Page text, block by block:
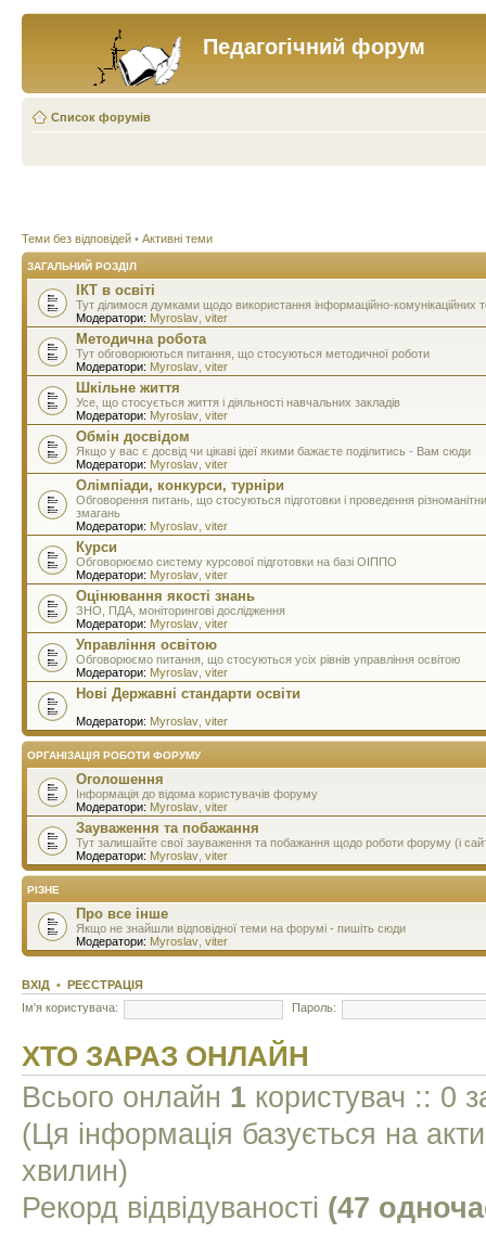
Педагогічний форум
Список форумів
Теми без відповідей • Активні теми
ЗАГАЛЬНИЙ РОЗДІЛ
ІКТ в освіті
Тут ділимося думками щодо використання інформаційно-комунікаційних
Модератори: Myroslav viter
Методична робота
Тут обговорюються питання, що стосуються методичної роботи
Модератори: Myroslav viter
Шкільне життя
Усе, що стосується життя і діяльності навчальних закладів
Модератори: Myroslav viter
Обмін досвідом
Якщо у вас є досвід чи цікаві ідеї якими бажаєте поділитись - Вам сюди
Модератори: Myroslav viter
Олімпіади, конкурси, турніри
Обговорення питань, що стосуються підготовки і проведення
змагань
Модератори: Myroslav viter
Курси
Обговорюємо систему курсової підготовки на базі ОІППО
Модератори: Myroslav viter
Оцінювання якості знань
ЗНО, ПДА, моніторингові дослідження
Модератори: Myroslav viter
Управління освітою
Обговорюємо питання, що стосуються усіх рівнів управління освітою
Модератори: Myroslav viter
Нові Державні стандарти освіти
Модератори: Myroslav viter
ОРГАНІЗАЦІЯ РОБОТИ ФОРУМУ
Оголошення
Інформація до відома користувачів форуму
Модератори: Myroslav viter
Зауваження та побажання
Тут залишайте свої зауваження та побажання щодо роботи форуму (і
Модератори: Myroslav viter
РІЗНЕ
Про все інше
Якщо не знайшли відповідної теми на форумі - пишіть сюди
Модератори: Myroslav viter
ВХІД • РЕЄСТРАЦІЯ
Ім'я користувача:
Пароль:
ХТО ЗАРАЗ ОНЛАЙН
Всього онлайн 1 користувач :: 0
(Ця інформація базується на
хвилин)
Рекорд відвідуваності (47